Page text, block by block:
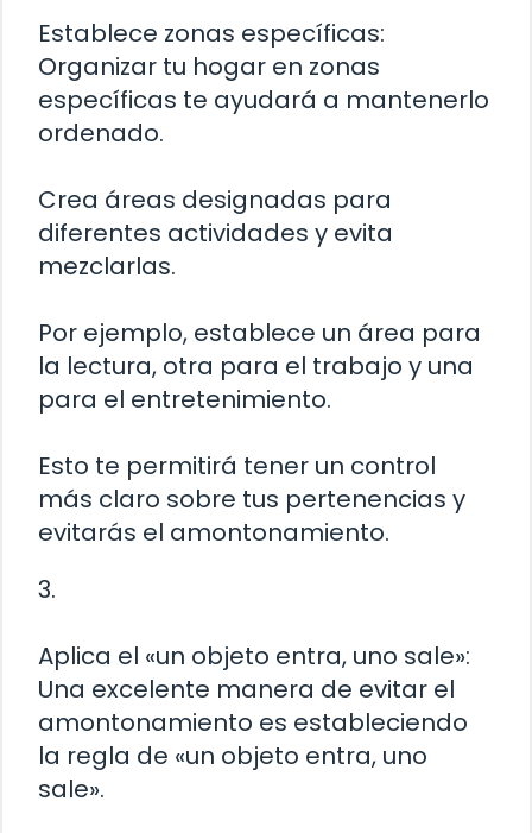
Establece zonas específicas:
Organizar tu hogar en zonas
específicas te ayudará a mantenerlo
ordenado.
Crea áreas designadas para
diferentes actividades y evita
mezclarlas.
Por ejemplo, establece un área para
la lectura, otra para el trabajo y una
para el entretenimiento.
Esto te permitirá tener un control
más claro sobre tus pertenencias y
evitarás el amontonamiento.
3.
Aplica el «un objeto entra, uno sale»:
Una excelente manera de evitar el
amontonamiento es estableciendo
la regla de «un objeto entra, uno
sale».